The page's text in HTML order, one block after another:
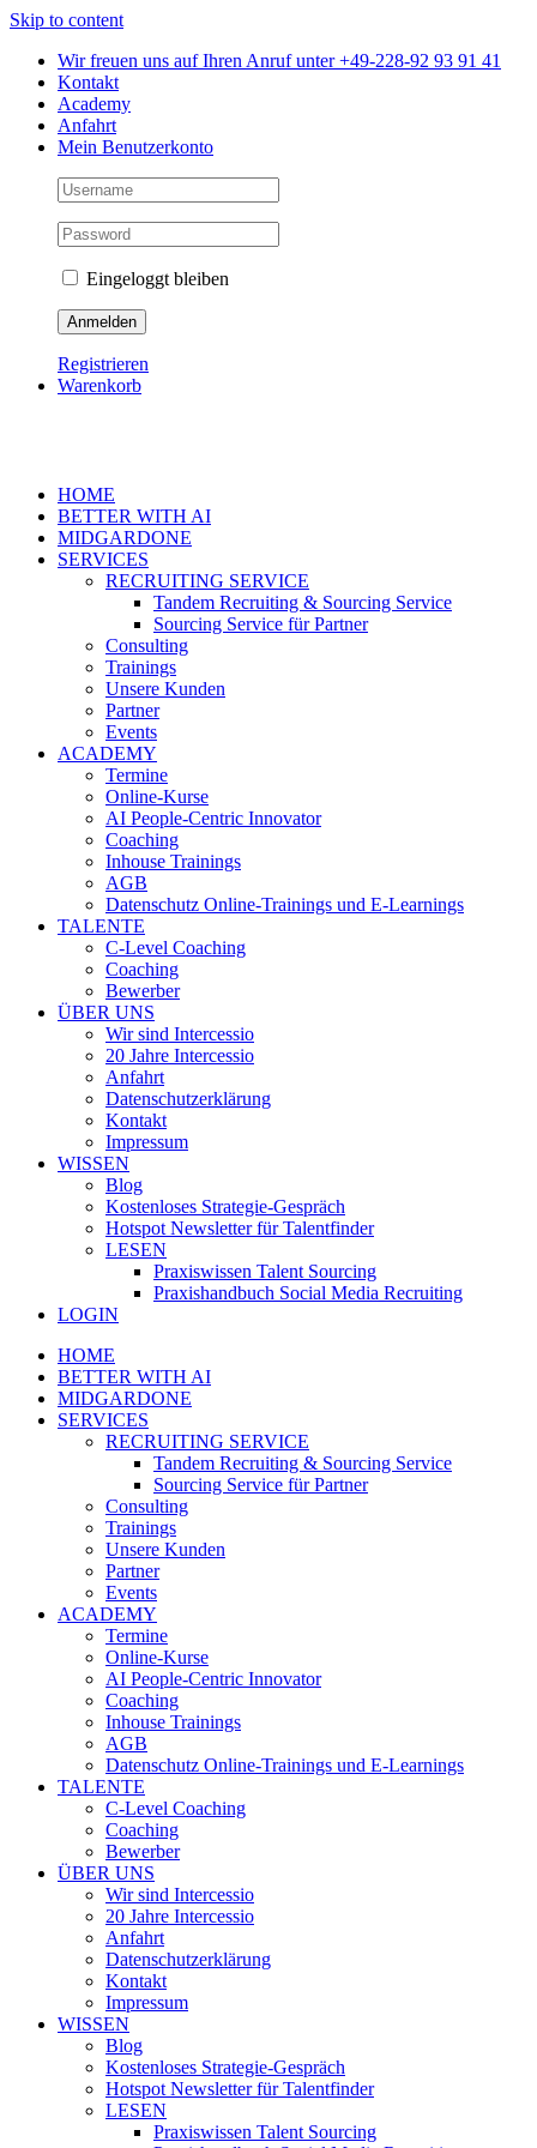
Skip to content
Wir freuen uns auf Ihren Anruf unter +49-228-92 93 91 41
Kontakt
Academy
Anfahrt
Mein Benutzerkonto
Eingeloggt bleiben
Registrieren
Warenkorb
HOME
BETTER WITH AI
MIDGARDONE
SERVICES
RECRUITING SERVICE
Tandem Recruiting & Sourcing Service
Sourcing Service für Partner
Consulting
Trainings
Unsere Kunden
Partner
Events
ACADEMY
Termine
Online-Kurse
AI People-Centric Innovator
Coaching
Inhouse Trainings
AGB
Datenschutz Online-Trainings und E-Learnings
TALENTE
C-Level Coaching
Coaching
Bewerber
ÜBER UNS
Wir sind Intercessio
20 Jahre Intercessio
Anfahrt
Datenschutzerklärung
Kontakt
Impressum
WISSEN
Blog
Kostenloses Strategie-Gespräch
Hotspot Newsletter für Talentfinder
LESEN
Praxiswissen Talent Sourcing
Praxishandbuch Social Media Recruiting
LOGIN
HOME
BETTER WITH AI
MIDGARDONE
SERVICES
RECRUITING SERVICE
Tandem Recruiting & Sourcing Service
Sourcing Service für Partner
Consulting
Trainings
Unsere Kunden
Partner
Events
ACADEMY
Termine
Online-Kurse
AI People-Centric Innovator
Coaching
Inhouse Trainings
AGB
Datenschutz Online-Trainings und E-Learnings
TALENTE
C-Level Coaching
Coaching
Bewerber
ÜBER UNS
Wir sind Intercessio
20 Jahre Intercessio
Anfahrt
Datenschutzerklärung
Kontakt
Impressum
WISSEN
Blog
Kostenloses Strategie-Gespräch
Hotspot Newsletter für Talentfinder
LESEN
Praxiswissen Talent Sourcing